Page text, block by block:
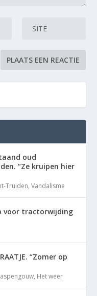
oud
“Ze kruipen hier
Truiden,Vandalisme
voor tractorwijding
“Zomer op
, Het weer